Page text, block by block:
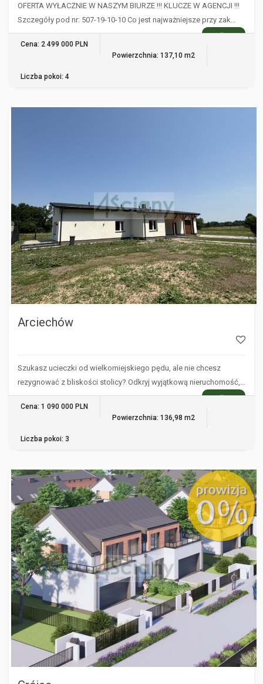
OFERTA WYŁACZNIE W NASZYM BIURZE !!! KLUCZE W AGENCJI !!!
Szczegóły pod nr: 507-19-10-10 Co jest najważniejsze przy zak…
WIĘCEJ
Cena: 2 499 000 PLN
Powierzchnia: 137,10 m2
Liczba pokoi: 4
Arciechów
Szukasz ucieczki od wielkomiejskiego pędu, ale nie chcesz
rezygnować z bliskości stolicy? Odkryj wyjątkową nieruchomość,…
WIĘCEJ
Cena: 1 090 000 PLN
Powierzchnia: 136,98 m2
Liczba pokoi: 3
GRÓJEC